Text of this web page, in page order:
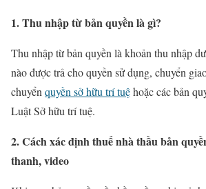
1. Thu nhập từ bản quyền là gì?
Thu nhập từ bản quyền là khoản thu nhập
nào được trả cho quyền sử dụng, chuyển
chuyển quyền sở hữu trí tuệhoặc các bản
Luật Sở hữu trí tuệ.
2. Cách xác định thuế nhà thầu bản
thanh, video